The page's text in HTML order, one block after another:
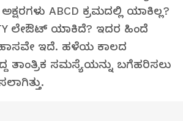
ABCD ಕ್ರಮದಲ್ಲಿ ಯಾಕಿಲ್ಲ?
ಲೇಔಟ್ ಯಾಕಿದೆ? ಇದರ ಹಿಂದೆ
ಇದೆ. ಹಳೆಯ ಕಾಲದ
ತಾಂತ್ರಿಕ ಸಮಸ್ಯೆಯನ್ನು ಬಗೆಹರಿಸಲು